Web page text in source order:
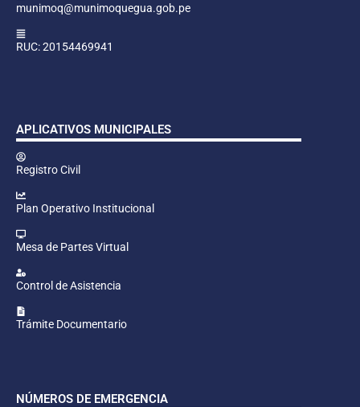
munimoq@munimoquegua.gob.pe
RUC: 20154469941
APLICATIVOS MUNICIPALES
Registro Civil
Plan Operativo Institucional
Mesa de Partes Virtual
Control de Asistencia
Trámite Documentario
NÚMEROS DE EMERGENCIA